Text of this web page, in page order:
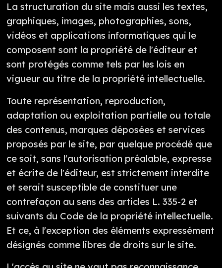
La structuration du site mais aussi les textes,
graphiques, images, photographies, sons,
vidéos et applications informatiques qui le
composent sont la propriété de l'éditeur et
sont protégés comme tels par les lois en
vigueur au titre de la propriété intellectuelle.
Toute représentation, reproduction,
adaptation ou exploitation partielle ou totale
des contenus, marques déposées et services
proposés par le site, par quelque procédé que
ce soit, sans l'autorisation préalable, expresse
et écrite de l'éditeur, est strictement interdite
et serait susceptible de constituer une
contrefaçon au sens des articles L. 335-2 et
suivants du Code de la propriété intellectuelle.
Et ce, à l'exception des éléments expressément
désignés comme libres de droits sur le site.